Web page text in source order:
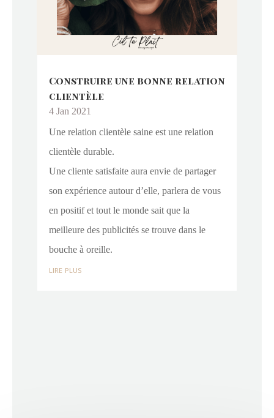
Construire une bonne relation
clientèle
4 Jan 2021
Une relation clientèle saine est une relation
clientèle durable.
Une cliente satisfaite aura envie de partager
son expérience autour d’elle, parlera de vous
en positif et tout le monde sait que la
meilleure des publicités se trouve dans le
bouche à oreille.
lire plus